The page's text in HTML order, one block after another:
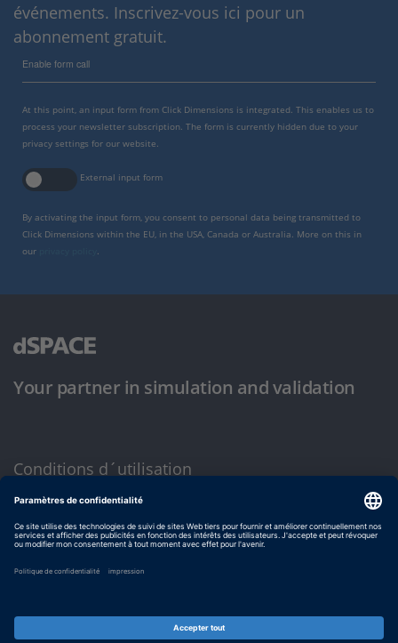
événements. Inscrivez-vous ici pour un
abonnement gratuit.
Enable form call
At this point, an input form from Click Dimensions is integrated. This enables us to
process your newsletter subscription. The form is currently hidden due to your
privacy settings for our website.
External input form
By activating the input form, you consent to personal data being transmitted to
Click Dimensions within the EU, in the USA, Canada or Australia. More on this in
our
Your partner in simulation and validation
Conditions d´utilisation
Politique de confidentialité
Mentions légales et conditions générales